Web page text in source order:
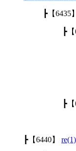
┣【6435
┣
┣
┣【6440】